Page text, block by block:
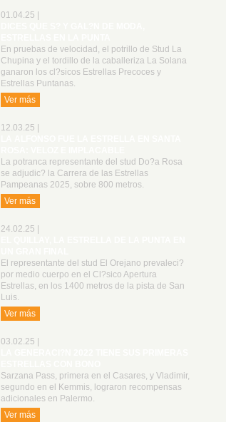
01.04.25 |
En pruebas de velocidad, el potrillo de Stud La
Chupina y el tordillo de la caballeriza La Solana
ganaron los cl?sicos Estrellas Precoces y
Estrellas Puntanas.
Ver más
12.03.25 |
La potranca representante del stud Do?a Rosa
se adjudic? la Carrera de las Estrellas
Pampeanas 2025, sobre 800 metros.
Ver más
24.02.25 |
El representante del stud El Orejano prevaleci?
por medio cuerpo en el Cl?sico Apertura
Estrellas, en los 1400 metros de la pista de San
Luis.
Ver más
03.02.25 |
Sarzana Pass, primera en el Casares, y Vladimir,
segundo en el Kemmis, lograron recompensas
adicionales en Palermo.
Ver más